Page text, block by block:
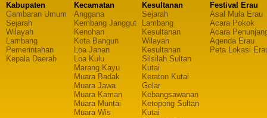
Kabupaten
Gambaran Umum
Sejarah
Wilayah
Lambang
Pemerintahan
Kepala Daerah
Kecamatan
Anggana
Kembang Janggut
Kenohan
Kota Bangun
Loa Janan
Loa Kulu
Marang Kayu
Muara Badak
Muara Jawa
Muara Kaman
Muara Muntai
Muara Wis
Kesultanan
Sejarah
Lambang
Kesultanan
Wilayah
Kesultanan
Silsilah Sultan
Kutai
Keraton Kutai
Gelar
Kebangsawanan
Ketopong Sultan
Kutai
Festival Erau
Asal Mula Erau
Acara Pokok
Acara
Agenda Erau
Peta Lokasi